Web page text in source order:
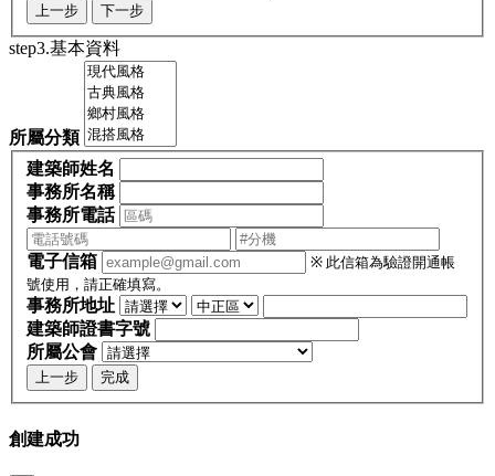
上一步 下一步
step3.基本資料
所屬分類
建築師姓名
事務所名稱
事務所電話
電子信箱
※ 此信箱為驗證開通帳
號使用，請正確填寫。
事務所地址
建築師證書字號
所屬公會
上一步 完成
創建成功